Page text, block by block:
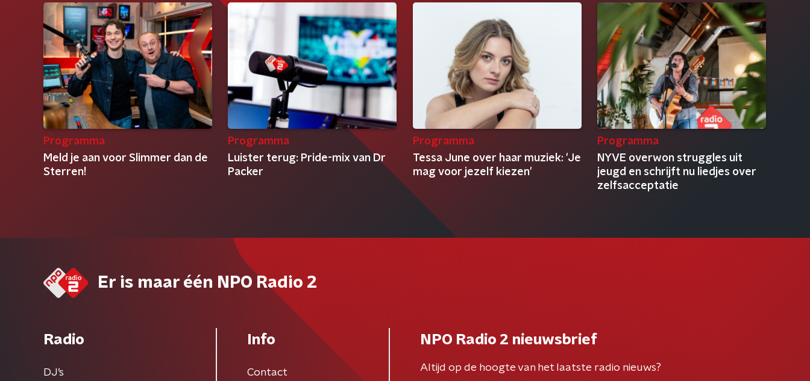
Programma
Meld je aan voor Slimmer dan de
Sterren!
Programma
Luister terug: Pride-mix van Dr
Packer
Programma
Tessa June over haar muziek: 'Je
mag voor jezelf kiezen'
Programma
NYVE overwon struggles uit
jeugd en schrijft nu liedjes over
zelfsacceptatie
Er is maar één NPO Radio 2
Radio
DJ’s
Info
Contact
NPO Radio 2 nieuwsbrief
Altijd op de hoogte van het laatste radio nieuws?